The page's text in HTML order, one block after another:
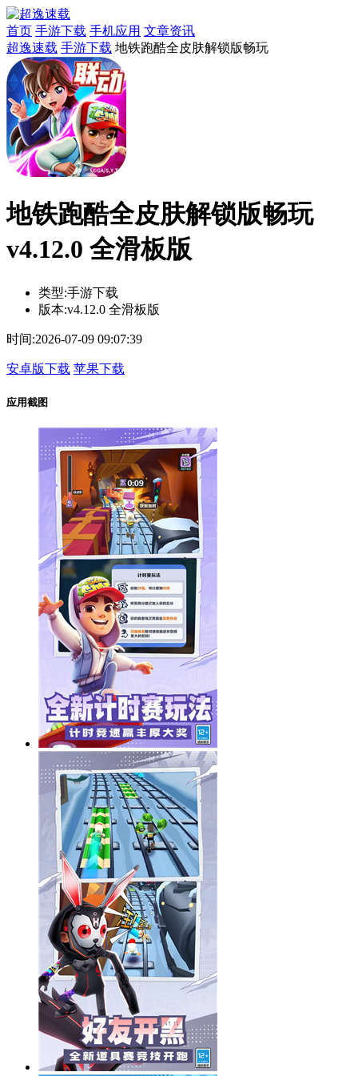
首页 手游下载 手机应用 文章资讯
超逸速载 手游下载 地铁跑酷全皮肤解锁版畅玩
地铁跑酷全皮肤解锁版畅玩
v4.12.0 全滑板版
类型:手游下载
版本:v4.12.0 全滑板版
时间:2026-07-09 09:07:39
安卓版下载 苹果下载
应用截图